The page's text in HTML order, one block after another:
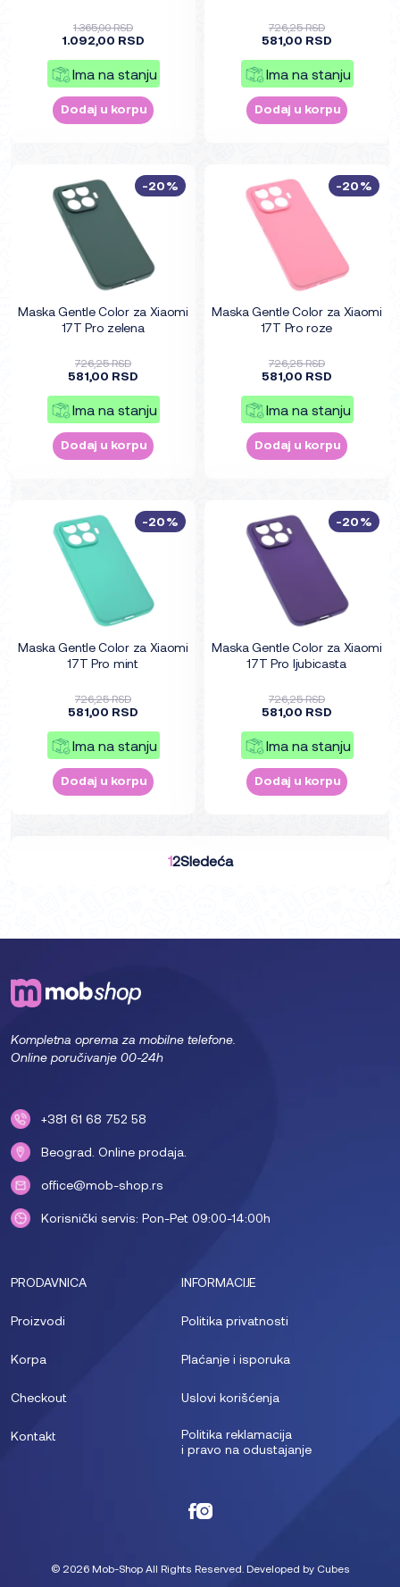
1.365,00 RSD
1.092,00 RSD
Ima na stanju
Dodaj u korpu
726,25 RSD
581,00 RSD
Ima na stanju
Dodaj u korpu
Maska Gentle Color za Xiaomi
17T Pro zelena
726,25 RSD
581,00 RSD
Ima na stanju
Dodaj u korpu
-20%
Maska Gentle Color za Xiaomi
17T Pro roze
726,25 RSD
581,00 RSD
Ima na stanju
Dodaj u korpu
-20%
Maska Gentle Color za Xiaomi
17T Pro mint
726,25 RSD
581,00 RSD
Ima na stanju
Dodaj u korpu
-20%
Maska Gentle Color za Xiaomi
17T Pro ljubicasta
726,25 RSD
581,00 RSD
Ima na stanju
Dodaj u korpu
-20%
12Sledeća
Kompletna oprema za mobilne telefone.
Online poručivanje 00-24h
+381 61 68 752 58
Beograd. Online prodaja.
office@mob-shop.rs
Korisnički servis: Pon-Pet 09:00-14:00h
PRODAVNICA
Proizvodi
Korpa
Checkout
Kontakt
INFORMACIJE
Politika privatnosti
Plaćanje i isporuka
Uslovi korišćenja
Politika reklamacija
i pravo na odustajanje
© 2026 Mob-Shop All Rights Reserved. Developed by Cubes